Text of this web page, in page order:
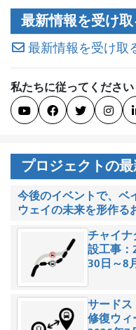
ー
シ
ョ
ン
最新情報を受け取
最新情報を受け取
私たちに従ってください
   
プロジェクトの
今後のイベントで、ベ
ウェイの未来を形作る
チャイナ
設工事：
30日～8
サードス
修復ウィ